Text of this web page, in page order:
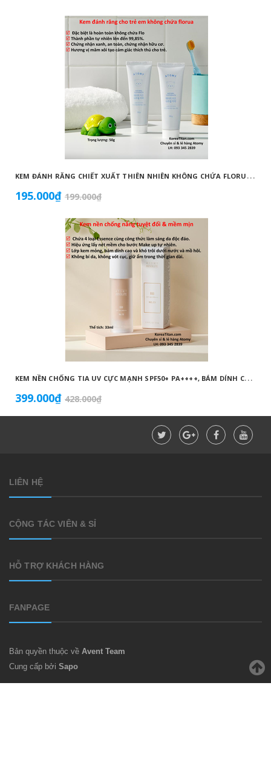
K
EM ĐÁNH RĂNG CHIẾT XUẤT THIÊN NHIÊN KHÔNG CHỨA FLORUA AN TOÀN DÀNH CHO TRẺ EM ( 50G) - ATOMY KID NATURAL TOOTHPASTE (NON FLUORIDE) - 애터미 키즈 내추럴 치약 - НАТУРАЛЬНАЯ ДЕТСКАЯ ЗУБНАЯ ПАСТА ATOMY
195.000₫ 199.000₫
K
EM NỀN CHỐNG TIA UV CỰC MẠNH SPF50+ PA++++, BÁM DÍNH CAO, KHÔNG VÓN CỤC, DƯỠNG ẨM VÀ DƯỠNG TRẮNG DA HOÀN HẢO NO.23 (MÀU BEIGE) - ATOMY BB ABSOLUTE 23 - 애터미 앱솔루트 BB - АТОМИ АБСОЛЮТ BB №23
399.000₫ 428.000₫
LIÊN HỆ
CỘNG TÁC VIÊN & SỈ
HỖ TRỢ KHÁCH HÀNG
FANPAGE
Bản quyền thuộc về Avent Team
Cung cấp bởi Sapo